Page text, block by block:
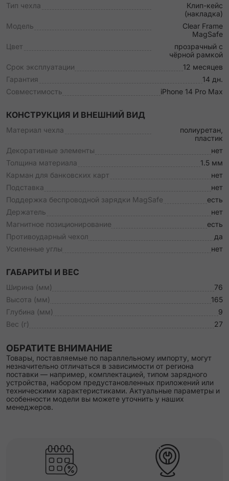
Тип чехла
Клип-кейс
(накладка)
Модель
Clear Frame
MagSafe
Цвет
прозрачный с
чёрной рамкой
Срок эксплуатации
12 месяцев
Гарантия
14 дн.
Совместимость
iPhone 14 Pro Max
КОНСТРУКЦИЯ И ВНЕШНИЙ ВИД
Материал чехла
полиуретан,
пластик
Декоративные элементы
нет
Толщина материала
1.5 мм
Карман для банковских карт
нет
Подставка
нет
Поддержка беспроводной зарядки MagSafe
есть
Держатель
нет
Магнитное позиционирование
есть
Противоударный чехол
да
Усиленные углы
нет
ГАБАРИТЫ И ВЕС
Ширина (мм)
76
Высота (мм)
165
Глубина (мм)
9
Вес (г)
27
ОБРАТИТЕ ВНИМАНИЕ
Товары, поставляемые по параллельному импорту, могут
незначительно отличаться в зависимости от региона
поставки — например, комплектацией, типом зарядного
устройства, набором предустановленных приложений или
техническими характеристиками. Актуальные параметры и
особенности модели вы можете уточнить у наших
менеджеров.